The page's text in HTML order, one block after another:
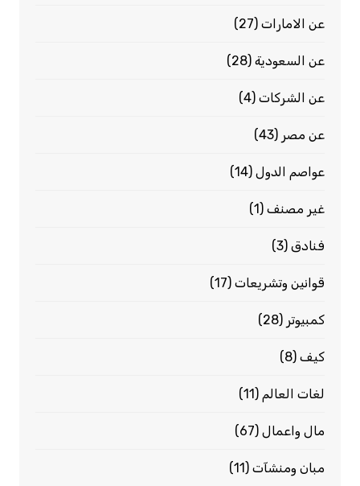
عن الامارات(27)
عن السعودية(28)
عن الشركات(4)
عن مصر (43)
عواصم الدول(14)
غير مصنف(1)
فنادق(3)
قوانين وتشريعات(17)
كمبيوتر (28)
كيف(8)
لغات العالم (11)
مال واعمال(67)
مبان ومنشآت(11)